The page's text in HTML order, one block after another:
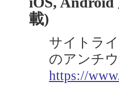
載)
サイトラ
のアンチ
https://